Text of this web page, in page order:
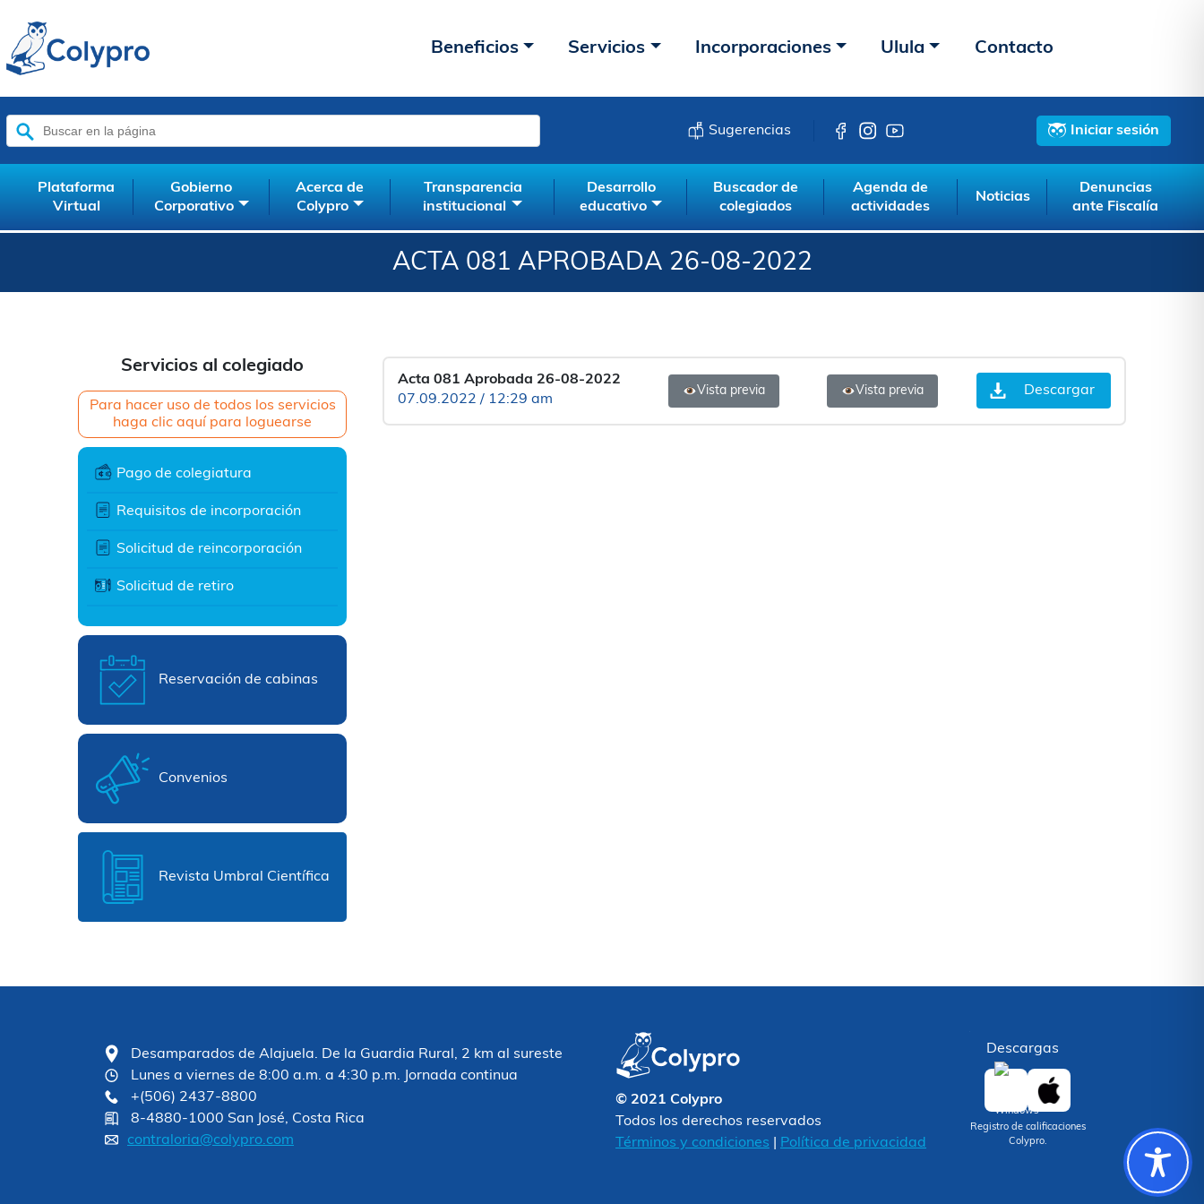
Beneficios Servicios Incorporaciones Ulula Contacto
Buscar:
Sugerencias Iniciar sesión
Plataforma
Virtual
Gobierno
Corporativo
Acerca de
Colypro
Transparencia
institucional
Desarrollo
educativo
Buscador de
colegiados
Agenda de
actividades
Noticias
Denuncias
ante Fiscalía
ACTA 081 APROBADA 26-08-2022
Servicios al colegiado
Para hacer uso de todos los servicios
haga clic aquí para loguearse
Pago de colegiatura
Requisitos de incorporación
Solicitud de reincorporación
Solicitud de retiro
Reservación de cabinas
Convenios
Revista Umbral Científica
Acta 081 Aprobada 26-08-2022
07.09.2022 / 12:29 am
Vista previa Vista previa Descargar
Desamparados de Alajuela. De la Guardia Rural, 2 km al sureste
Lunes a viernes de 8:00 a.m. a 4:30 p.m. Jornada continua
+(506) 2437-8800
8-4880-1000 San José, Costa Rica
contraloria@colypro.com
© 2021 Colypro
Todos los derechos reservados
Términos y condiciones
Política de privacidad
Descargas
Registro de calificaciones
Colypro.